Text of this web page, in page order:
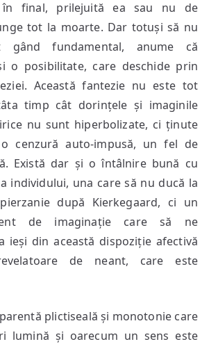
final, prilejuită ea sau nu de
tot la moarte. Dar totuși să nu
fundamental, anume că
o posibilitate, care deschide prin
Această fantezie nu este tot
timp cât dorințele și imaginile
nu sunt hiperbolizate, ci ținute
cenzură auto-impusă, un fel de
Există dar și o întâlnire bună cu
individului, una care să nu ducă la
după Kierkegaard, ci un
de imaginație care să ne
ieși din această dispoziție afectivă
de neant, care este
plictiseală și monotonie care
lumină și oarecum un sens este